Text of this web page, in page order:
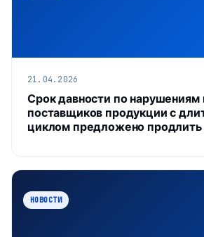
21.04.2026
Срок давности по нарушениям
поставщиков продукции с
циклом предложено продлить
НОВОСТИ